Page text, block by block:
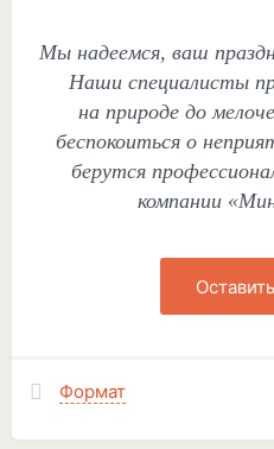
Мы надеемся, ваш
Наши специалисты
на природе до
беспокоиться о
берутся
компании
Формат